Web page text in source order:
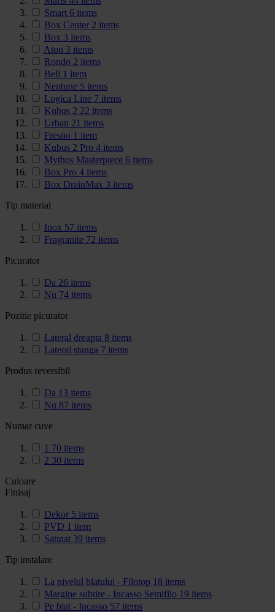
Smart 6 items
Box Center 2 items
Box 3 items
Aton 3 items
Rondo 2 items
Bell 1 item
Neptune 5 items
Logica Line 7 items
Kubus 2 22 items
Urban 21 items
Fresno 1 item
Kubus 2 Pro 4 items
Mythos Masterpiece 6 items
Box Pro 4 items
Box DrainMax 3 items
Tip material
Inox 57 items
Fragranite 72 items
Picurator
Da 26 items
Nu 74 items
Pozitie picurator
Lateral dreapta 8 items
Lateral stanga 7 items
Produs reversibil
Da 13 items
Nu 87 items
Numar cuve
1 70 items
2 30 items
Culoare
Finisaj
Dekor 5 items
PVD 1 item
Satinat 39 items
Tip instalare
La nivelul blatului - Filotop 18 items
Margine subtire - Incasso Semifilo 19 items
Pe blat - Incasso 57 items